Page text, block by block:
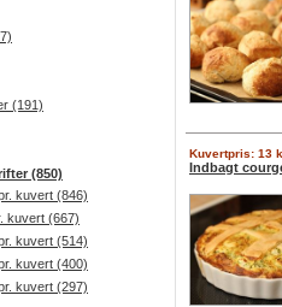
(191)
(850)
kuvert (846)
kuvert (667)
kuvert (514)
kuvert (400)
kuvert (297)
Kuvertpris: 13
Indbagt